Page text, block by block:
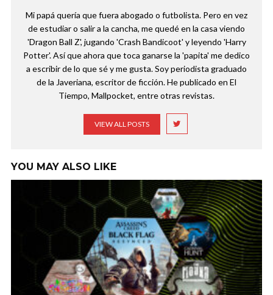
Mi papá quería que fuera abogado o futbolista. Pero en vez
de estudiar o salir a la cancha, me quedé en la casa viendo
'Dragon Ball Z', jugando 'Crash Bandicoot' y leyendo 'Harry
Potter'. Así que ahora que toca ganarse la 'papita' me dedico
a escribir de lo que sé y me gusta. Soy periodista graduado
de la Javeriana, escritor de ficción. He publicado en El
Tiempo, Mallpocket, entre otras revistas.
VIEW ALL POSTS
YOU MAY ALSO LIKE